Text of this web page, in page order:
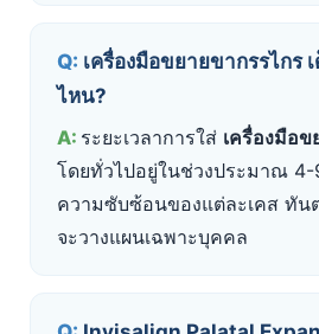
เครื่องมือขยายขากรรไกร
ไหน?
ระยะเวลาการใส่ เครื่องมือข
โดยทั่วไปอยู่ในช่วงประมาณ
ความซับซ้อนของแต่ละเคส ทัน
จะวางแผนเฉพาะบุคคล